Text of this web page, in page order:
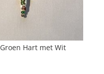
Hart met Wit